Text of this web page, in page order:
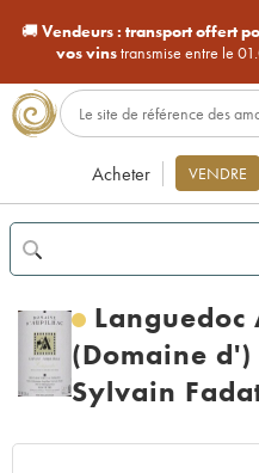
🚚Vendeurs : transport offert
vos vinstransmise entre le
Acheter VENDRE
Languedoc
(Domaine
Sylvain